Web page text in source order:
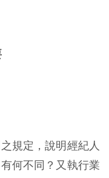
規定，說明經紀人
何不同？又執行業